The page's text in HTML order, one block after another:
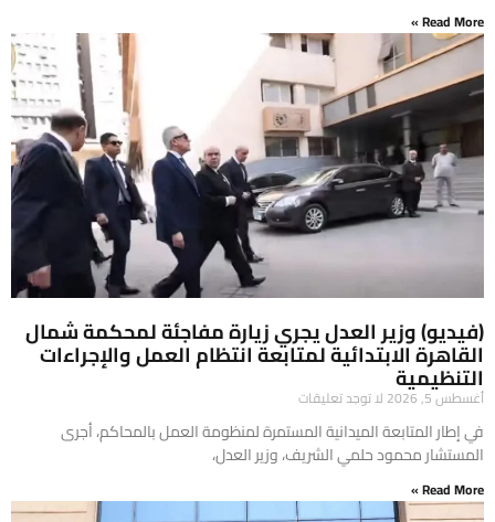
Read More »
(فيديو) وزير العدل يجري زيارة مفاجئة لمحكمة شمال
القاهرة الابتدائية لمتابعة انتظام العمل والإجراءات
التنظيمية
أغسطس 5, 2026 لا توجد تعليقات
في إطار المتابعة الميدانية المستمرة لمنظومة العمل بالمحاكم، أجرى
المستشار محمود حلمي الشريف، وزير العدل،
Read More »